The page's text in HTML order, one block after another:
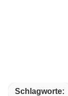
Schlagworte: